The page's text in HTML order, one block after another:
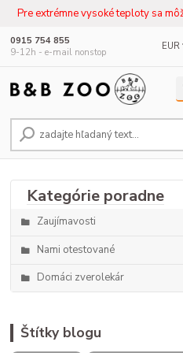
Pre extrémne vysoké teploty sa
EUR
0915 754 855
9-12h - e-mail nonstop
Zaujímavosti
Nami otestované
Domáci zverolekár
Štítky blogu